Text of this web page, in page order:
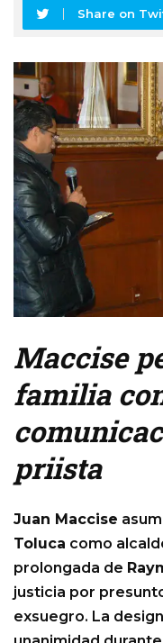
Share on
Maccise
familia
priista
Juan Maccise
Toluca como
prolongada de
justicia por
exsuegro. La